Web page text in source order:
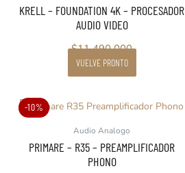
KRELL – FOUNDATION 4K – PROCESADOR
AUDIO VIDEO
$11.490.000
VUELVE PRONTO
-10%
Audio Analogo
PRIMARE – R35 – PREAMPLIFICADOR
PHONO
El
original
era:
$1.999.000.
El
es:
Este
tiene
múltiples
variantes.